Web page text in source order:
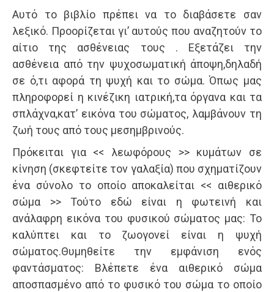
Αυτό το βιβλίο πρέπει να το διαβάσετε σαν
λεξικό. Προορίζεται γι’ αυτούς που αναζητούν το
αίτιο της ασθένειας τους . Εξετάζει την
ασθένεια από την ψυχοσωματική άποψη,δηλαδή
σε ό,τι αφορά τη ψυχή και το σώμα. Όπως μας
πληροφορεί η κινέζικη ιατρική,τα όργανα και τα
σπλάχνα,κατ’ εικόνα του σώματος, λαμβάνουν τη
ζωή τους από τους μεσημβρινούς.
Πρόκειται για << λεωφόρους >> κυμάτων σε
κίνηση (σκεφτείτε τον γαλαξία) που σχηματίζουν
ένα σύνολο το οποίο αποκαλείται << αιθερικό
σώμα >> Τούτο εδώ είναι η φωτεινή και
ανάλαφρη εικόνα του φυσικού σώματος μας: Το
καλύπτει και το ζωογονεί είναι η ψυχή
σώματος.Θυμηθείτε την εμφάνιση ενός
φαντάσματος: Βλέπετε ένα αιθερικό σώμα
αποσπασμένο από το φυσικό του σώμα το οποίο